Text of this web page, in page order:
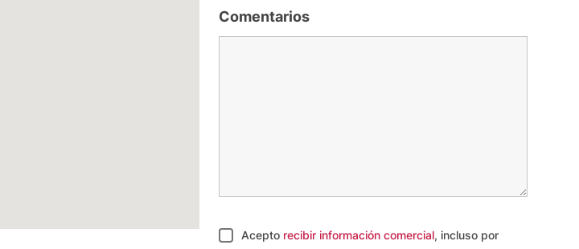
Comentarios
Acepto recibir información comercial, incluso por